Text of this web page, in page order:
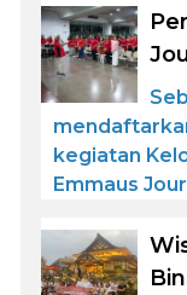
kegiatan
Emmaus